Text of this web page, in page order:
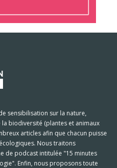
sensibilisation sur la nature,
biodiversité (plantes et animaux
articles afin que chacun puisse
Nous traitons
de podcast intitulée "15 minutes
Enfin, nous proposons toute